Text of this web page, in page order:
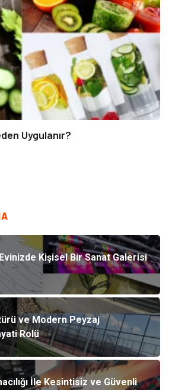
Uygulanır?
Kişisel Bir Sanat Galerisi
ve Modern Peyzaj
Rolü
İle Kesintisiz ve Güvenli